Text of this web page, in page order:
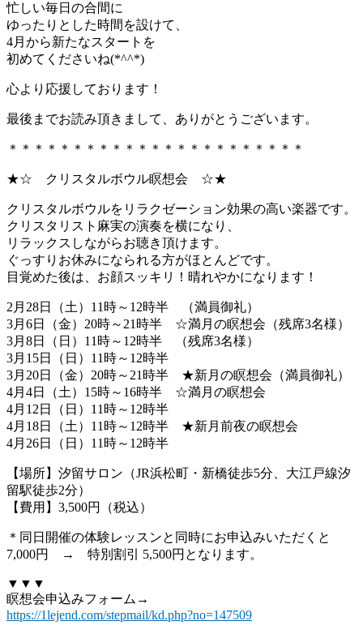
忙しい毎日の合間に
ゆったりとした時間を設けて、
4月から新たなスタートを
初めてくださいね(*^^*)
心より応援しております！
最後までお読み頂きまして、ありがとうございます。
＊＊＊＊＊＊＊＊＊＊＊＊＊＊＊＊＊＊＊＊＊＊＊
★☆ クリスタルボウル瞑想会 ☆★
クリスタルボウルをリラクゼーション効果の高い楽器です。
クリスタリスト麻実の演奏を横になり、
リラックスしながらお聴き頂けます。
ぐっすりお休みになられる方がほとんどです。
目覚めた後は、お顔スッキリ！晴れやかになります！
2月28日（土）11時～12時半 （満員御礼）
3月6日（金）20時～21時半 ☆満月の瞑想会（残席3名様）
3月8日（日）11時～12時半 （残席3名様）
3月15日（日）11時～12時半
3月20日（金）20時～21時半 ★新月の瞑想会（満員御礼）
4月4日（土）15時～16時半 ☆満月の瞑想会
4月12日（日）11時～12時半
4月18日（土）11時～12時半 ★新月前夜の瞑想会
4月26日（日）11時～12時半
【場所】汐留サロン（JR浜松町・新橋徒歩5分、大江戸線汐
留駅徒歩2分）
【費用】3,500円（税込）
＊同日開催の体験レッスンと同時にお申込みいただくと
7,000円 → 特別割引 5,500円となります。
▼▼▼
瞑想会申込みフォーム→
https://1lejend.com/stepmail/kd.php?no=147509